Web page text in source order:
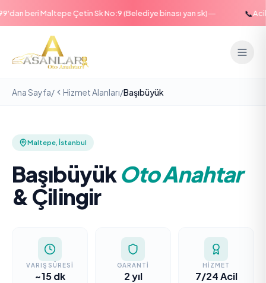
beri Maltepe Çetin Sk No:9 (Belediye binası yan sk)— Acil
Ana Sayfa/ Hizmet Alanları/Başıbüyük
Maltepe, İstanbul
Başıbüyük Oto Anahtar
& Çilingir
VARIŞ SÜRESI
~15 dk
GARANTI
2 yıl
HIZMET
7/24 Acil